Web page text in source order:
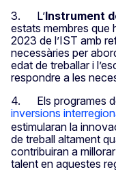
3. L’Instrument
estats membres que
2023 de l’IST amb
necessàries per
edat de treballar i
respondre a les
4. Els programes
inversions
estimularan la
de treball altament
contribuiran a
talent en aquestes